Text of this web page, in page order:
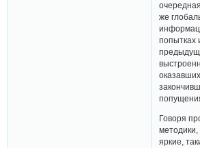
же
попытках
Говоря
яркие,